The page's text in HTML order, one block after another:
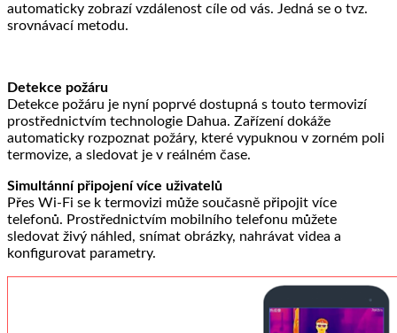
automaticky zobrazí vzdálenost cíle od vás. Jedná se o tvz.
srovnávací metodu.
Detekce požáru
Detekce požáru je nyní poprvé dostupná s touto termovizí
prostřednictvím technologie Dahua. Zařízení dokáže
automaticky rozpoznat požáry, které vypuknou v zorném poli
termovize, a sledovat je v reálném čase.
Simultánní připojení více uživatelů
Přes Wi-Fi se k termovizi může současně připojit více
telefonů. Prostřednictvím mobilního telefonu můžete
sledovat živý náhled, snímat obrázky, nahrávat videa a
konfigurovat parametry.